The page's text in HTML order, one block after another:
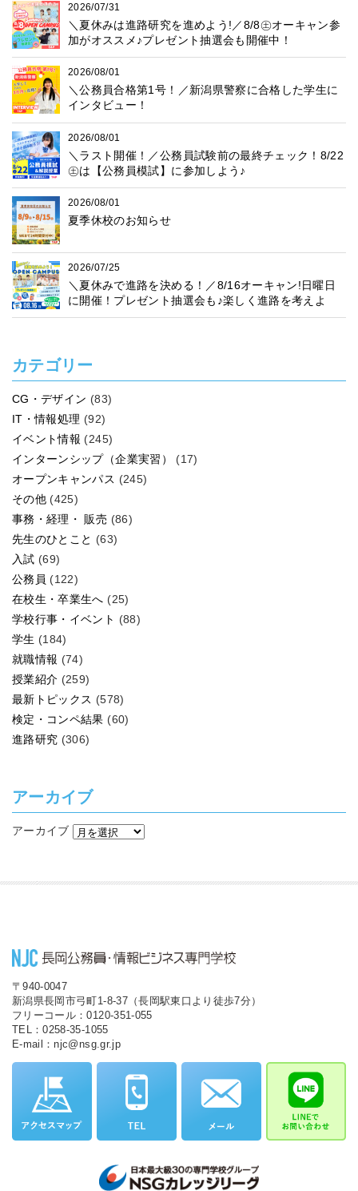
2026/07/31
＼夏休みは進路研究を進めよう!／8/8㊏オーキャン参
加がオススメ♪プレゼント抽選会も開催中！
2026/08/01
＼公務員合格第1号！／新潟県警察に合格した学生に
インタビュー！
2026/08/01
＼ラスト開催！／公務員試験前の最終チェック！8/22
㊏は【公務員模試】に参加しよう♪
2026/08/01
夏季休校のお知らせ
2026/07/25
＼夏休みで進路を決める！／8/16オーキャン!日曜日
に開催！プレゼント抽選会も♪楽しく進路を考えよ
う！
カテゴリー
CG・デザイン (83)
IT・情報処理 (92)
イベント情報 (245)
インターンシップ（企業実習）
(17)
オープンキャンパス (245)
その他 (425)
事務・経理・ 販売 (86)
先生のひとこと (63)
入試 (69)
公務員 (122)
在校生・卒業生へ (25)
学校行事・イベント (88)
学生 (184)
就職情報 (74)
授業紹介 (259)
最新トピックス (578)
検定・コンペ結果 (60)
進路研究 (306)
アーカイブ
アーカイブ
〒940-0047
新潟県長岡市弓町1-8-37（長岡駅東口より徒歩7分）
フリーコール：0120-351-055
TEL：0258-35-1055
E-mail：njc@nsg.gr.jp